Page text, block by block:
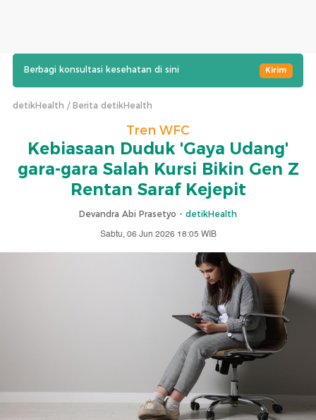
Berbagi konsultasi kesehatan di sini Kirim
detikHealth Berita detikHealth
Tren WFC
Kebiasaan Duduk 'Gaya Udang'
gara-gara Salah Kursi Bikin Gen Z
Rentan Saraf Kejepit
Devandra Abi Prasetyo - detikHealth
Sabtu, 06 Jun 2026 18:05 WIB